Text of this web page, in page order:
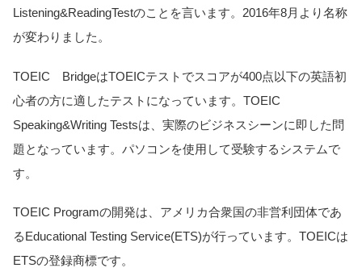
Listening&ReadingTestのことを言います。2016年8月より名称
が変わりました。
TOEIC BridgeはTOEICテストでスコアが400点以下の英語初
心者の方に適したテストになっています。TOEIC
Speaking&Writing Testsは、実際のビジネスシーンに即した問
題となっています。パソコンを使用して受験するシステムで
す。
TOEIC Programの開発は、アメリカ合衆国の非営利団体であ
るEducational Testing Service(ETS)が行っています。TOEICは
ETSの登録商標です。